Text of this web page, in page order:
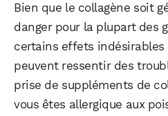
Bien que le collagène soit
danger pour la plupart des
certains effets indésirables
peuvent ressentir des
prise de suppléments de
vous êtes allergique aux